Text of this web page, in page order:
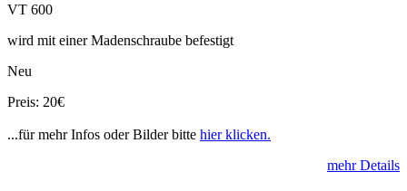
VT 600
wird mit einer Madenschraube befestigt
Neu
Preis: 20€
...für mehr Infos oder Bilder bitte hier klicken.
mehr Details